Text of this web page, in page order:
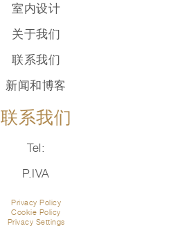
室内设计
关于我们
联系我们
新闻和博客
联系我们
Tel:
P.IVA
Privacy Policy
Cookie Policy
Privacy Settings